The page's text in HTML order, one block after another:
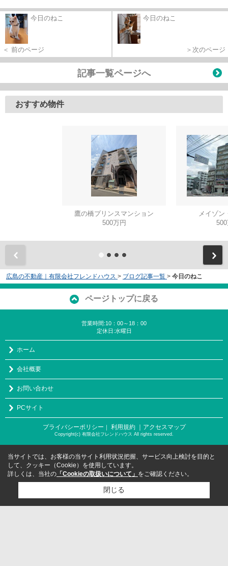
今日のねこ
＜ 前のページ
今日のねこ
＞次のページ
記事一覧ページへ
おすすめ物件
鷹の橋プリンスマンション
500万円
メイゾン
広島の不動産｜有限会社フレンドハウス > ブログ記事一覧 > 今日のねこ
ページトップに戻る
営業時間:10：00～18：00
定休日:水曜日
ホーム
会社概要
お問い合わせ
PCサイト
プライバシーポリシー 利用規約 ｜アクセスマップ
Copyright(c) 有限会社フレンドハウス All rights reserved.
当サイトでは、お客様の当サイト利用状況把握、サービス向上検討を目的と
して、クッキー（Cookie）を使用しています。
詳しくは、当社の 「Cookieの取扱いについて」 をご確認ください。
閉じる